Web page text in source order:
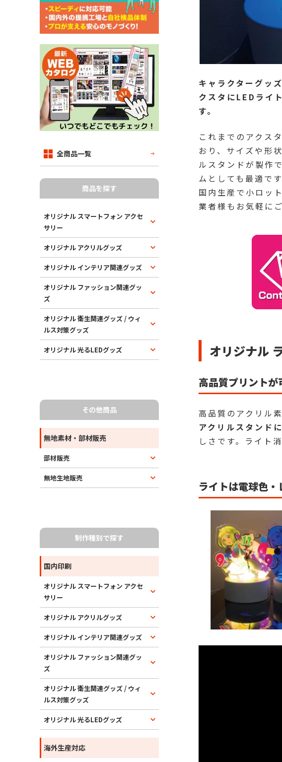
全商品一覧
商品を探す
オリジナル スマートフォン アクセ
サリー
オリジナル アクリルグッズ
オリジナル インテリア関連グッズ
オリジナル ファッション関連グッ
ズ
オリジナル 衛生関連グッズ / ウィ
ルス対策グッズ
オリジナル 光るLEDグッズ
その他商品
無地素材・部材販売
部材販売
無地生地販売
制作種別で探す
国内印刷
オリジナル スマートフォン アクセ
サリー
オリジナル アクリルグッズ
オリジナル インテリア関連グッズ
オリジナル ファッション関連グッ
ズ
オリジナル 衛生関連グッズ / ウィ
ルス対策グッズ
オリジナル 光るLEDグッズ
海外生産対応
キャラクターグッ
クスタにLEDライ
す。
これまでのアクス
おり、サイズや形
ルスタンドが製作
ムとしても最適です
国内生産で小ロッ
業者様もお気軽に
オリジナル
高品質プリントが
高品質のアクリル
アクリルスタンド
しさです。ライト
ライトは電球色